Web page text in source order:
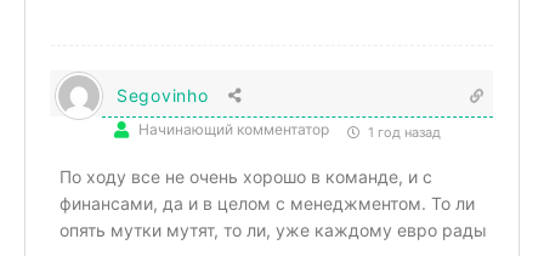
Segovinho
Начинающий комментатор 1 год назад
По ходу все не очень хорошо в команде, и с
финансами, да и в целом с менеджментом. То ли
опять мутки мутят, то ли, уже каждому евро рады